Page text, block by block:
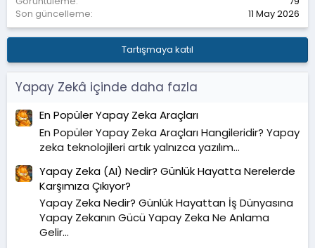
Son güncelleme
11 May 2026
Tartışmaya katıl
Yapay Zekâ içinde daha fazla
En Popüler Yapay Zeka Araçları
En Popüler Yapay Zeka Araçları Hangileridir? Yapay
zeka teknolojileri artık yalnızca yazılım...
Yapay Zeka (AI) Nedir? Günlük Hayatta Nerelerde
Karşımıza Çıkıyor?
Yapay Zeka Nedir? Günlük Hayattan İş Dünyasına
Yapay Zekanın Gücü Yapay Zeka Ne Anlama
Gelir...